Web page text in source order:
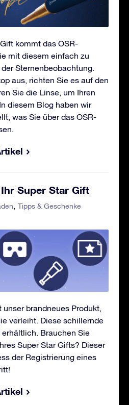
kommt das OSR-
mit diesem einfach zu
Sternenbeobachtung.
aus, richten Sie es auf den
Sie die Linse, um Ihren
diesem Blog haben wir
was Sie über das OSR-
Super Star Gift
Tipps & Geschenke
unser brandneues Produkt,
verleiht. Diese schillernde
Brauchen Sie
Super Star Gifts? Dieser
der Registrierung eines